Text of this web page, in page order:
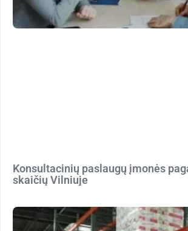
Konsultacinių paslaugų įmonės
skaičių Vilniuje